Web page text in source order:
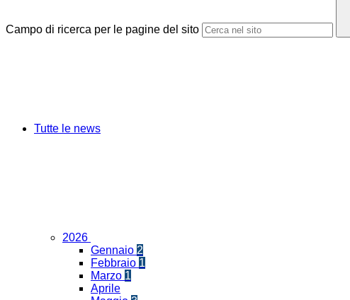
Campo di ricerca per le pagine del sito
Tutte le news
2026
Gennaio 2
Febbraio 1
Marzo 1
Aprile